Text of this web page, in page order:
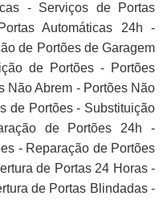
- Serviços de Portas
Automáticas 24h -
de Portões de Garagem
de Portões - Portões
Não Abrem - Portões Não
de Portões - Substituição
de Portões 24h -
- Reparação de Portões
de Portas 24 Horas -
de Portas Blindadas -